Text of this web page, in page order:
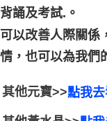
背誦及考試.。
可以改善人際關係
情，也可以為我們
其他元寶>>點我